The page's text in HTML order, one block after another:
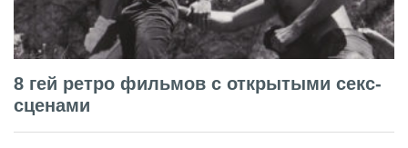
8 гей ретро фильмов с открытыми секс-
сценами